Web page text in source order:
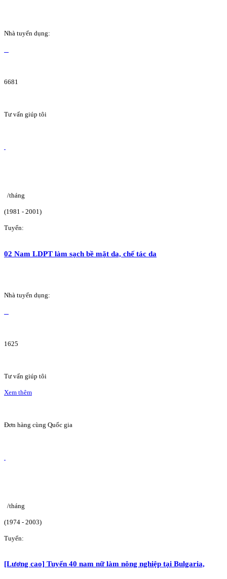
Nhà tuyển dụng:
6681
Tư vấn giúp tôi
/tháng
(1981 - 2001)
Tuyển:
02 Nam LDPT làm sạch bề mặt da, chế tác da
Nhà tuyển dụng:
1625
Tư vấn giúp tôi
Xem thêm
Đơn hàng cùng Quốc gia
/tháng
(1974 - 2003)
Tuyển:
[Lương cao] Tuyển 40 nam nữ làm nông nghiệp tại Bulgaria,